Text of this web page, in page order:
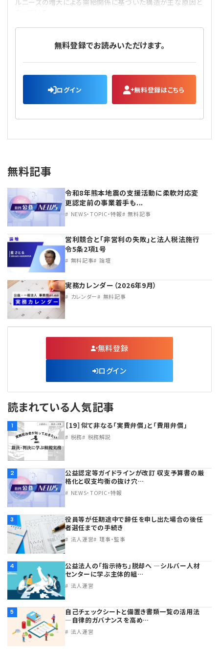
ルニーズの増大による需給関係に基づいた構造が主な原因と
無料登録でお読みいただけます。
ログイン 無料登録はこちら
無料記事
令和8年熊本地震の支援活動に柔軟対応変
更認定前の事業着手も...
NEWS・TOPIC・特報 無料記事
営利競合と｢非営利の失敗｣と法人税法施行
令5条2項1号
無料記事 論壇
実務カレンダー（2026年9月）
カレンダー 無料記事
無料登録
ログイン
読まれている人気記事
1 ［19］似て非なる「実費弁償」と「費用弁償」
税務 税務解説
2
公益認定等ガイドラインが改訂 収支予算書の厳
格化と収支均衡の抜け穴…
NEWS・TOPIC・特報
3
役員等が任期途中で辞任を申し出た場合の後任
者選任までの手続き
法人運営 理事・監事
4
公益法人の「指示待ち」脱却へ ―シルバー人材
センターに学ぶ主体的組…
法人運営
5
自己チェックシートと備置き書類一覧の活用法
―自律的ガバナンスを高め…
法人運営